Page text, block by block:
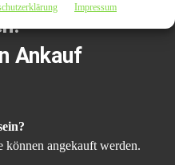
Impressum
Ankauf
können angekauft werden.